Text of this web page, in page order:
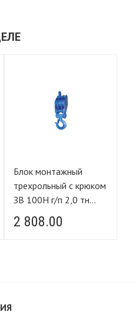
Блок монтажный
трехрольный с крюком
ЗВ 100Н г/п 2,0 тн
FORCE LIFTING
2 808.00